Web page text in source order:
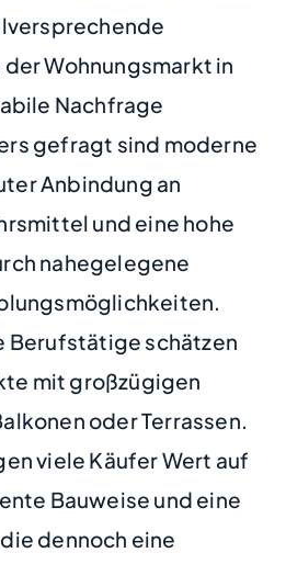
Wohnungsmarkt in
Nachfrage
gefragt sind moderne
Anbindung an
und eine hohe
nahegelegene
Berufstätige schätzen
mit großzügigen
oder Terrassen.
viele Käufer Wert auf
Bauweise und eine
dennoch eine